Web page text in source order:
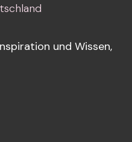
und Wissen,